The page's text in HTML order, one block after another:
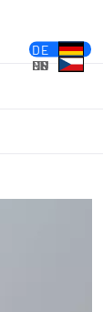
DE
EN
FR
ES
PL
IT
NL
HU
CS